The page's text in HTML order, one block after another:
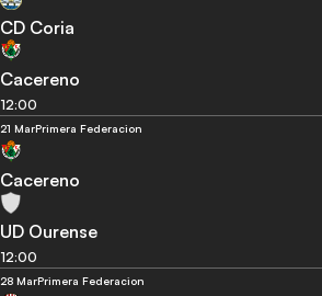
CD Coria
Cacereno
12:00
21 MarPrimera Federacion
Cacereno
UD Ourense
12:00
28 MarPrimera Federacion